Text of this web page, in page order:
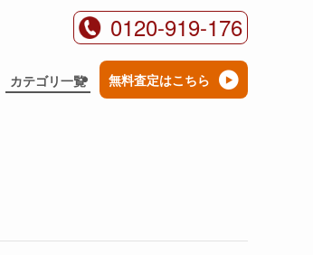
カテゴリ一覧 無料査定はこちら
0120-919-176